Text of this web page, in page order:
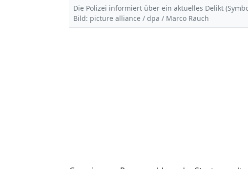
Die Polizei informiert über ein aktuelles Delikt
Bild: picture alliance / dpa / Marco Rauch